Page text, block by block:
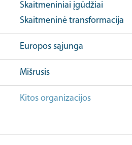
Skaitmeniniai įgūdžiai
Skaitmeninė transformacija
Europos sąjunga
Mišrusis
Kitos organizacijos